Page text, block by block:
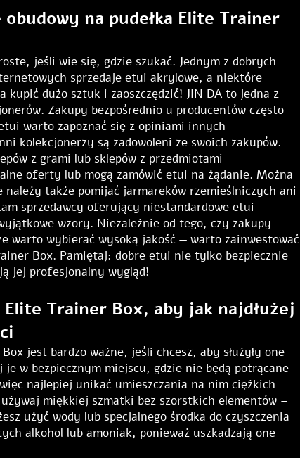
na pudełka Elite Trainer
jeśli wie się, gdzie szukać. Jednym z dobrych
sprzedaje etui akrylowe, a niektóre
dużo sztuk i zaoszczędzić! JIN DA to jedna z
Zakupy bezpośrednio u producentów często
warto zapoznać się z opiniami innych
kolekcjonerzy są zadowoleni ze swoich zakupów.
z grami lub sklepów z przedmiotami
oferty lub mogą zamówić etui na żądanie. Można
także pomijać jarmareków rzemieślniczych ani
sprzedawcy oferujący niestandardowe etui
wzory. Niezależnie od tego, czy zakupy
warto wybierać wysoką jakość — warto zainwestować
Box. Pamiętaj: dobre etui nie tylko bezpiecznie
jej profesjonalny wygląd!
Trainer Box, aby jak najdłużej
jest bardzo ważne, jeśli chcesz, aby służyły one
je w bezpiecznym miejscu, gdzie nie będą potrącane
najlepiej unikać umieszczania na nim ciężkich
miękkiej szmatki bez szorstkich elementów –
użyć wody lub specjalnego środka do czyszczenia
alkohol lub amoniak, ponieważ uszkadzają one